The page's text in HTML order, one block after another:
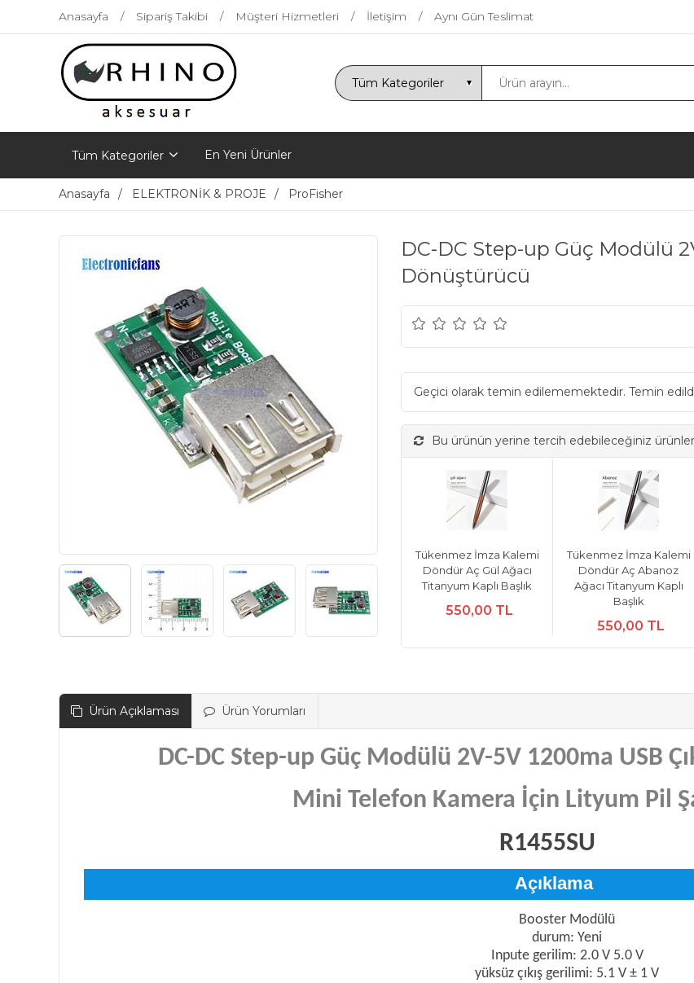
Anasayfa Sipariş Takibi Müşteri Hizmetleri İletişim Aynı Gün Teslimat
Tüm Kategoriler En Yeni Ürünler
Anasayfa ELEKTRONİK & PROJE ProFisher
DC-DC Step-up Güç Modülü
Dönüştürücü
Geçici olarak temin edilememektedir. Temin
Bu ürünün yerine tercih edebileceğiniz ürünler
Tükenmez İmza Kalemi
Döndür Aç Gül Ağacı
Titanyum Kaplı Başlık
550,00 TL
Tükenmez İmza Kalemi
Döndür Aç Abanoz
Ağacı Titanyum Kaplı
Başlık
550,00 TL
Ürün Açıklaması Ürün Yorumları
DC-DC Step-up Güç Modülü 2V-5V 1200ma USB
Mini Telefon Kamera İçin Lityum Pil
R1455SU
Açıklama
Booster Modülü
durum: Yeni
Inpute gerilim: 2.0 V 5.0 V
yüksüz çıkış gerilimi: 5.1 V ± 1 V